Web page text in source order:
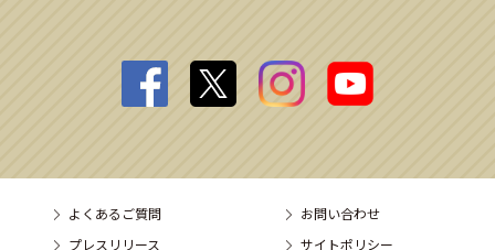
よくあるご質問
お問い合わせ
プレスリリース
サイトポリシー